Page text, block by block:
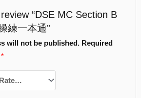
“DSE MC Section B
練一本通”
will not be published. Required
*